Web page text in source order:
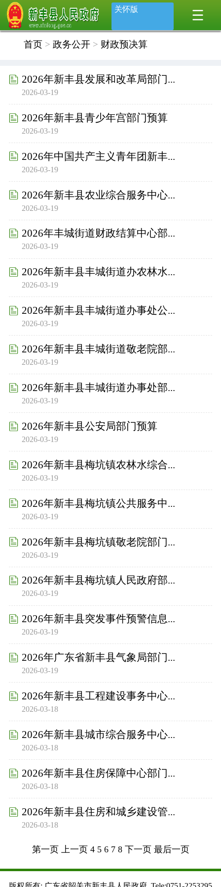
关怀版
首页> 政务公开> 财政预决算
2026年新丰县发展和改革局部门...
2026-03-19
2026年新丰县青少年宫部门预算
2026-03-19
2026年中国共产主义青年团新丰...
2026-03-19
2026年新丰县农业综合服务中心...
2026-03-19
2026年丰城街道财政结算中心部...
2026-03-19
2026年新丰县丰城街道办农林水...
2026-03-19
2026年新丰县丰城街道办事处公...
2026-03-19
2026年新丰县丰城街道敬老院部...
2026-03-19
2026年新丰县丰城街道办事处部...
2026-03-19
2026年新丰县公安局部门预算
2026-03-19
2026年新丰县梅坑镇农林水综合...
2026-03-19
2026年新丰县梅坑镇公共服务中...
2026-03-19
2026年新丰县梅坑镇敬老院部门...
2026-03-19
2026年新丰县梅坑镇人民政府部...
2026-03-19
2026年新丰县突发事件预警信息...
2026-03-19
2026年广东省新丰县气象局部门...
2026-03-19
2026年新丰县工程建设事务中心...
2026-03-18
2026年新丰县城市综合服务中心...
2026-03-18
2026年新丰县住房保障中心部门...
2026-03-18
2026年新丰县住房和城乡建设管...
2026-03-18
第一页 上一页 4 5 6 7 8 下一页 最后一页